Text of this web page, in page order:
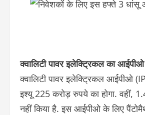
क्वालिटी पावर इलेक्ट्रिकल का आईपीओ
क्वालिटी पावर इलेक्ट्रिकल आईपीओ
इश्यू 225 करोड़ रुपये का होगा. वहीं,
नहीं किया है. इस आईपीओ के लिए